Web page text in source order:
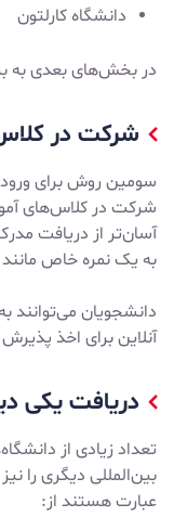
دانشگاه کارلتون
در بخش‌های بعدی به
شرکت در کلاس
سومین روش برای ورود
شرکت در کلاس‌های
آسان‌تر از دریافت
به یک نمره خاص مانند
دانشجویان می‌توانند
آنلاین برای اخذ
دریافت یکی
تعداد زیادی از
بین‌المللی دیگری را
عبارت هستند از: